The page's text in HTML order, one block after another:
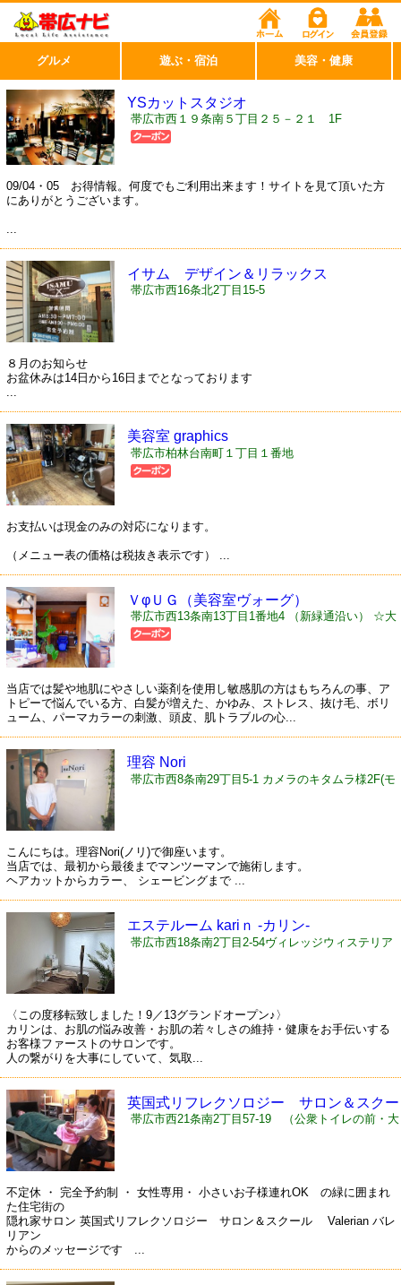
YSカットスタジオ
帯広市西１９条南５丁目２５－２１ 1F
09/04・05 お得情報。何度でもご利用出来ます！サイトを見て頂いた方
にありがとうございます。
...
イサム デザイン＆リラックス
帯広市西16条北2丁目15-5
８月のお知らせ
お盆休みは14日から16日までとなっております
美容室 graphics
帯広市柏林台南町１丁目１番地
お支払いは現金のみの対応になります。
（メニュー表の価格は税抜き表示です） ...
ＶφＵＧ（美容室ヴォーグ）
帯広市西13条南13丁目1番地4 （新緑通沿い） ☆大
きな青色の看板が目印☆
当店では髪や地肌にやさしい薬剤を使用し敏感肌の方はもちろんの事、ア
トピーで悩んでいる方、白髪が増えた、かゆみ、ストレス、抜け毛、ボリ
ューム、パーマカラーの刺激、頭皮、肌トラブルの心...
理容 Nori
帯広市西8条南29丁目5-1 カメラのキタムラ様2F(モ
こんにちは。理容Nori(ノリ)で御座います。
当店では、最初から最後までマンツーマンで施術します。
ヘアカットからカラー、 シェービングまで ...
エステルーム kariｎ -カリン-
帯広市西18条南2丁目2-54ヴィレッジウィステリア
〈この度移転致しました！9／13グランドオープン♪〉
カリンは、お肌の悩み改善・お肌の若々しさの維持・健康をお手伝いする
お客様ファーストのサロンです。
人の繋がりを大事にしていて、気取...
英国式リフレクソロジー サロン＆スクー
ル Valerian バレリアン
帯広市西21条南2丁目57-19 （公衆トイレの前・大
不定休 ・ 完全予約制 ・ 女性専用・ 小さいお子様連れOK の緑に囲まれ
た住宅街の
隠れ家サロン 英国式リフレクソロジー サロン＆スクール Valerian バレ
リアン
からのメッセージです ...
グルメ 遊ぶ・宿泊 美容・健康